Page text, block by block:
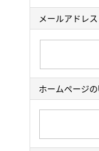
メールアドレス
ホームページ